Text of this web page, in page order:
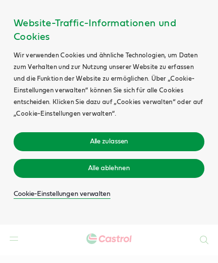
Website-Traffic-Informationen und
Cookies
Wir verwenden Cookies und ähnliche Technologien, um Daten
zum Verhalten und zur Nutzung unserer Website zu erfassen
und die Funktion der Website zu ermöglichen. Über „Cookie-
Einstellungen verwalten“ können Sie sich für alle Cookies
entscheiden. Klicken Sie dazu auf „Cookies verwalten“ oder auf
„Cookie-Einstellungen verwalten“.
Alle zulassen
Alle ablehnen
Cookie-Einstellungen verwalten